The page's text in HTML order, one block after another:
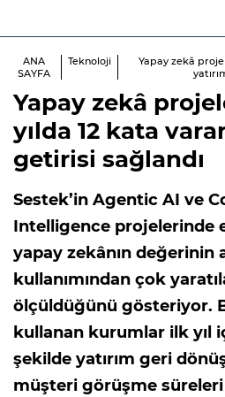
ANA
SAYFA
Teknoloji
Yapay zekâ
Yapay zekâ
yılda 12 kata
getirisi sağlandı
Sestek’in Agentic AI ve
Intelligence projelerinde
yapay zekânın değerinin
kullanımından çok
ölçüldüğünü gösteriyor.
kullanan kurumlar ilk yıl
şekilde yatırım geri
müşteri görüşme